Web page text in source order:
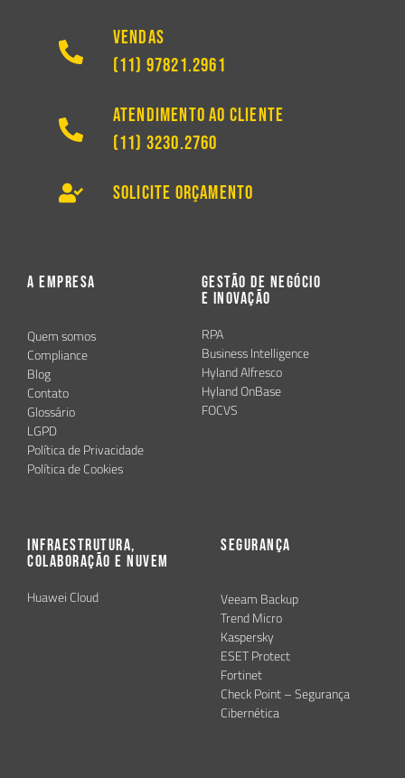
Vendas
(11) 97821.2961
Atendimento ao Cliente
(11) 3230.2760
Solicite Orçamento
A Empresa
Quem somos
Compliance
Blog
Contato
Glossário
LGPD
Política de Privacidade
Política de Cookies
Gestão de Negócio
e Inovação
RPA
Business Intelligence
Hyland Alfresco
Hyland OnBase
FOCVS
Infraestrutura,
Colaboração e Nuvem
Huawei Cloud
Segurança
Veeam Backup
Trend Micro
Kaspersky
ESET Protect
Fortinet
Check Point – Segurança
Cibernética